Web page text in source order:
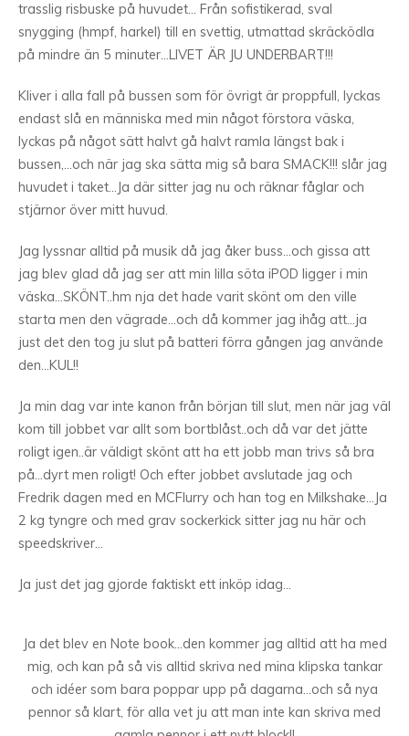
trasslig risbuske på huvudet… Från sofistikerad, sval
snygging (hmpf, harkel) till en svettig, utmattad skräcködla
på mindre än 5 minuter…LIVET ÄR JU UNDERBART!!!
Kliver i alla fall på bussen som för övrigt är proppfull, lyckas
endast slå en människa med min något förstora väska,
lyckas på något sätt halvt gå halvt ramla längst bak i
bussen,…och när jag ska sätta mig så bara SMACK!!! slår jag
huvudet i taket…Ja där sitter jag nu och räknar fåglar och
stjärnor över mitt huvud.
Jag lyssnar alltid på musik då jag åker buss…och gissa att
jag blev glad då jag ser att min lilla söta iPOD ligger i min
väska…SKÖNT..hm nja det hade varit skönt om den ville
starta men den vägrade…och då kommer jag ihåg att…ja
just det den tog ju slut på batteri förra gången jag använde
den…KUL!!
Ja min dag var inte kanon från början till slut, men när jag väl
kom till jobbet var allt som bortblåst..och då var det jätte
roligt igen..är väldigt skönt att ha ett jobb man trivs så bra
på…dyrt men roligt! Och efter jobbet avslutade jag och
Fredrik dagen med en MCFlurry och han tog en Milkshake…Ja
2 kg tyngre och med grav sockerkick sitter jag nu här och
speedskriver…
Ja just det jag gjorde faktiskt ett inköp idag…
Ja det blev en Note book…den kommer jag alltid att ha med
mig, och kan på så vis alltid skriva ned mina klipska tankar
och idéer som bara poppar upp på dagarna…och så nya
pennor så klart, för alla vet ju att man inte kan skriva med